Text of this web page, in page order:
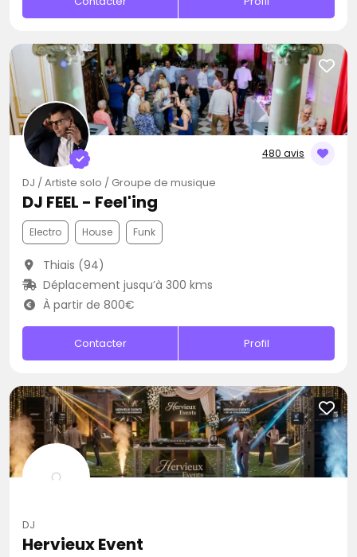
480 avis
DJ / Artiste solo / Groupe de musique
DJ FEEL - Feel'ing
Electro House Funk
Thiais (94)
Déplacement jusqu’à 300 kms
À partir de 800€
Contacter Profil
DJ
Hervieux Event